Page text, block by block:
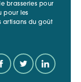
brasseries pour
pour les
artisans du goût